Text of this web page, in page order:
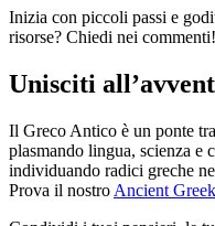
Inizia con piccoli passi e
risorse? Chiedi nei commenti!
Unisciti
Il Greco Antico è un ponte
plasmando lingua, scienza e
individuando radici greche
Prova il nostro Ancient